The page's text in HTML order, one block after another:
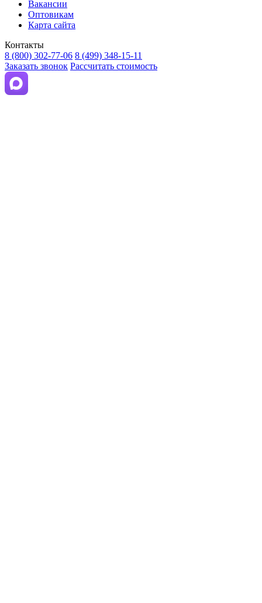
Вакансии
Оптовикам
Карта сайта
Контакты
8 (800) 302-77-06 8 (499) 348-15-11
Заказать звонок Рассчитать стоимость